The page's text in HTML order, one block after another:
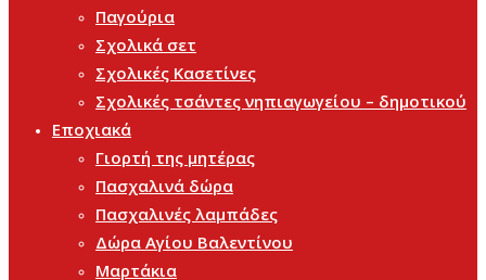
Παγούρια
Σχολικά σετ
Σχολικές Κασετίνες
Σχολικές τσάντες νηπιαγωγείου – δημοτικού
Εποχιακά
Γιορτή της μητέρας
Πασχαλινά δώρα
Πασχαλινές λαμπάδες
Δώρα Αγίου Βαλεντίνου
Μαρτάκια